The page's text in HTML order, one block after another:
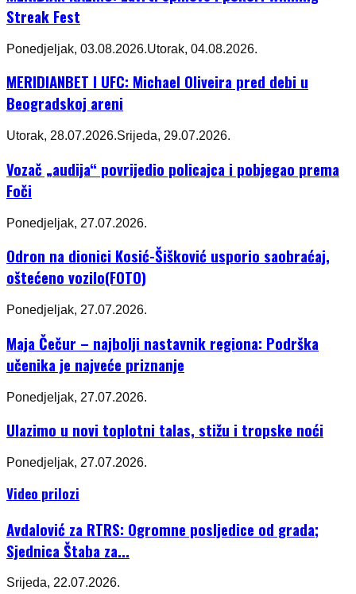
Streak Fest
Ponedjeljak, 03.08.2026.Utorak, 04.08.2026.
MERIDIANBET I UFC: Michael Oliveira pred debi u
Beogradskoj areni
Utorak, 28.07.2026.Srijeda, 29.07.2026.
Vozač „audija“ povrijedio policajca i pobjegao prema
Foči
Ponedjeljak, 27.07.2026.
Odron na dionici Kosić-Šišković usporio saobraćaj,
oštećeno vozilo(FOTO)
Ponedjeljak, 27.07.2026.
Maja Čečur – najbolji nastavnik regiona: Podrška
učenika je najveće priznanje
Ponedjeljak, 27.07.2026.
Ulazimo u novi toplotni talas, stižu i tropske noći
Ponedjeljak, 27.07.2026.
Video prilozi
Avdalović za RTRS: Ogromne posljedice od grada;
Sjednica Štaba za...
Srijeda, 22.07.2026.